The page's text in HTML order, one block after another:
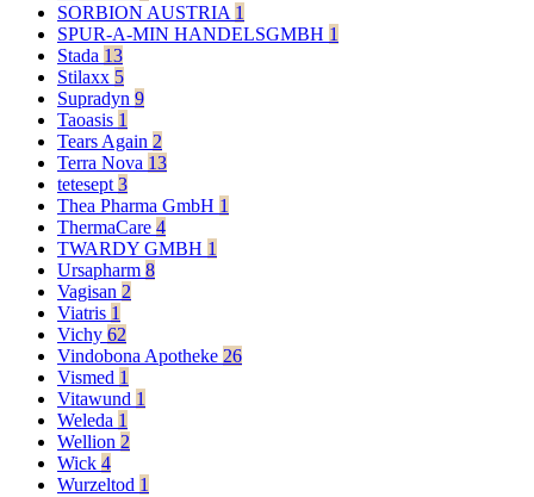
SORBION AUSTRIA 1
SPUR-A-MIN HANDELSGMBH 1
Stada 13
Stilaxx 5
Supradyn 9
Taoasis 1
Tears Again 2
Terra Nova 13
tetesept 3
Thea Pharma GmbH 1
ThermaCare 4
TWARDY GMBH 1
Ursapharm 8
Vagisan 2
Viatris 1
Vichy 62
Vindobona Apotheke 26
Vismed 1
Vitawund 1
Weleda 1
Wellion 2
Wick 4
Wurzeltod 1